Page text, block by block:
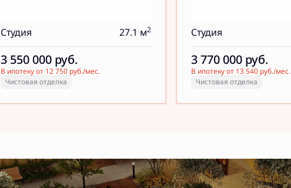
Студия 27.1 м2
3 550 000 руб.
В ипотеку от 12 750 руб./мес.
Чистовая отделка
Студия
3 770 000 руб.
В ипотеку от 13 540 руб./мес.
Чистовая отделка